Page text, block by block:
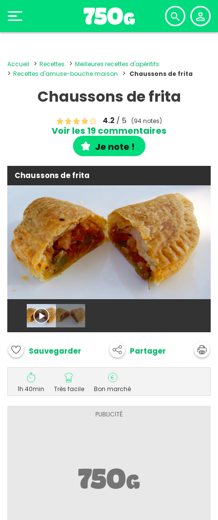
Accueil Recettes
Meilleures recettes d'apéritifs
Recettes d'amuse-bouche maison
Chaussons de frita
Chaussons de frita
4.2/ 5 (94 notes)
Voir les 19 commentaires
Je note !
Chaussons de frita
Sauvegarder Partager
1h 40min Très facile Bon marché